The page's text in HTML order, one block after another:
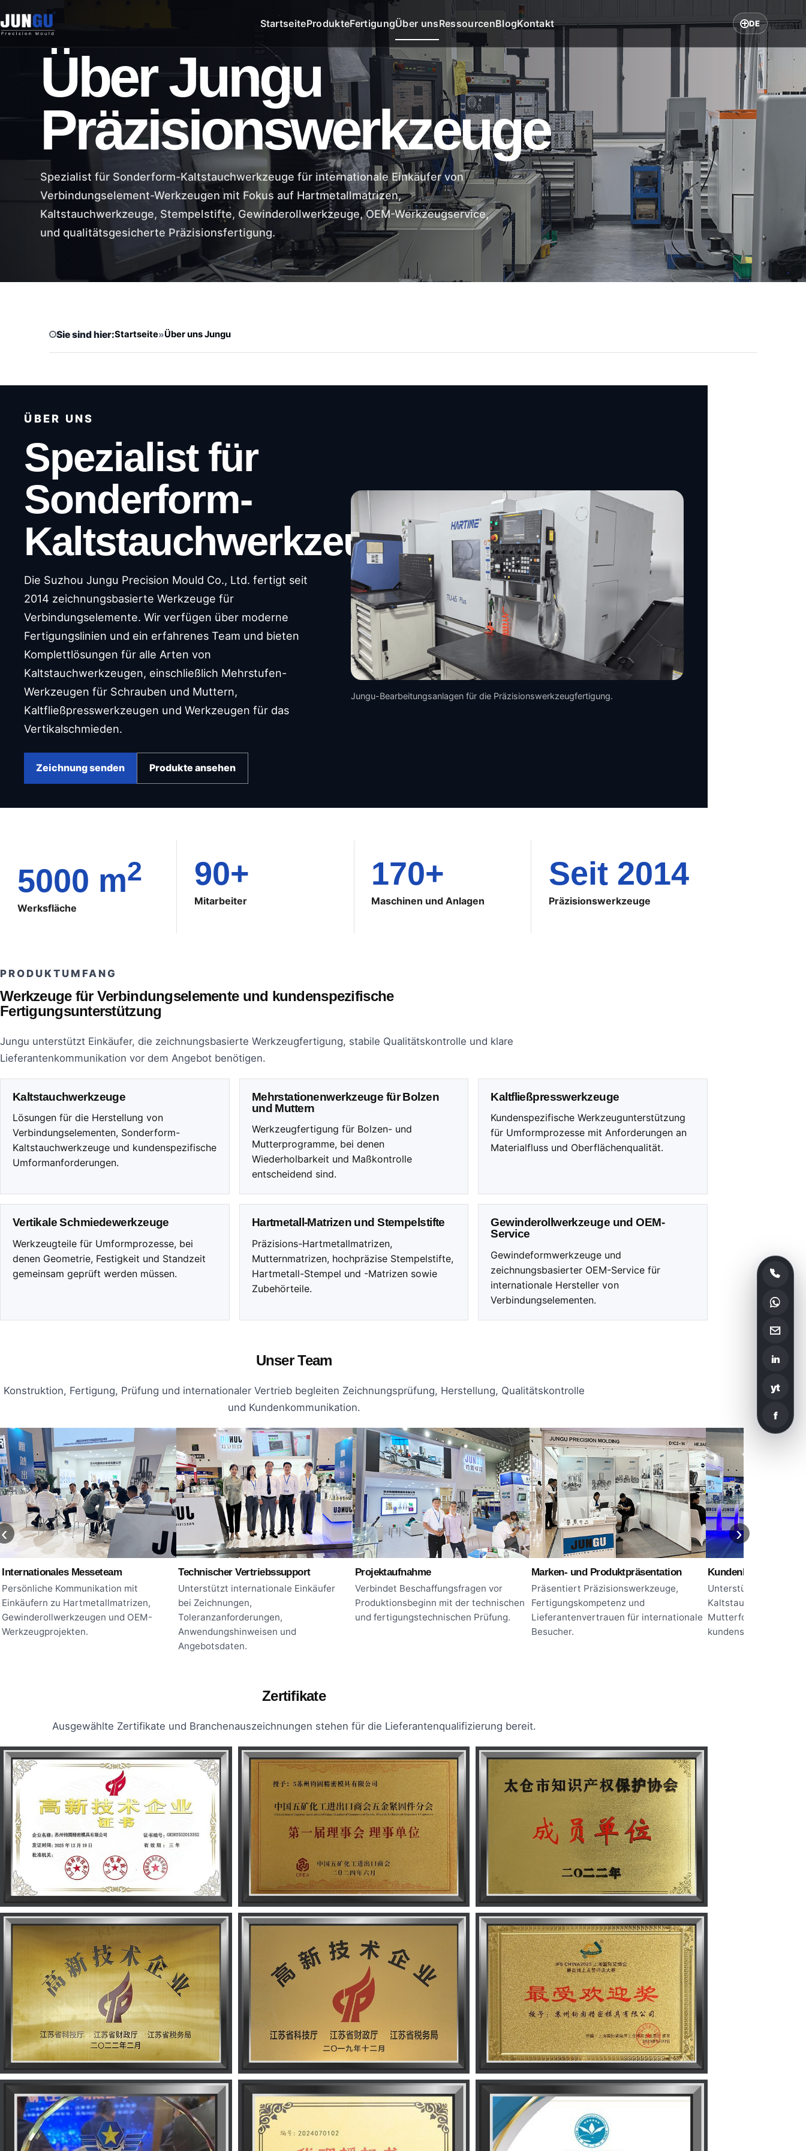
StartseiteProdukteFertigungÜber unsRessourcenBlogKontakt DE
Über Jungu
Präzisionswerkzeuge
Spezialist für Sonderform-Kaltstauchwerkzeuge für internationale Einkäufer von
Verbindungselement-Werkzeugen mit Fokus auf Hartmetallmatrizen,
Kaltstauchwerkzeuge, Stempelstifte, Gewinderollwerkzeuge, OEM-Werkzeugservice,
und qualitätsgesicherte Präzisionsfertigung.
Sie sind hier:Startseite»Über uns Jungu
ÜBER UNS
Spezialist für
Sonderform-
Kaltstauchwerkzeuge
Die Suzhou Jungu Precision Mould Co., Ltd. fertigt seit
2014 zeichnungsbasierte Werkzeuge für
Verbindungselemente. Wir verfügen über moderne
Fertigungslinien und ein erfahrenes Team und bieten
Komplettlösungen für alle Arten von
Kaltstauchwerkzeugen, einschließlich Mehrstufen-
Werkzeugen für Schrauben und Muttern,
Kaltfließpresswerkzeugen und Werkzeugen für das
Vertikalschmieden.
Zeichnung senden Produkte ansehen
Jungu-Bearbeitungsanlagen für die Präzisionswerkzeugfertigung.
5000 m2
Werksfläche
90+
Mitarbeiter
170+
Maschinen und Anlagen
Seit 2014
Präzisionswerkzeuge
PRODUKTUMFANG
Werkzeuge für Verbindungselemente und kundenspezifische
Fertigungsunterstützung
Jungu unterstützt Einkäufer, die zeichnungsbasierte Werkzeugfertigung, stabile Qualitätskontrolle und klare
Lieferantenkommunikation vor dem Angebot benötigen.
Kaltstauchwerkzeuge
Lösungen für die Herstellung von
Verbindungselementen, Sonderform-
Kaltstauchwerkzeuge und kundenspezifische
Umformanforderungen.
Mehrstationenwerkzeuge für Bolzen
und Muttern
Werkzeugfertigung für Bolzen- und
Mutterprogramme, bei denen
Wiederholbarkeit und Maßkontrolle
entscheidend sind.
Kaltfließpresswerkzeuge
Kundenspezifische Werkzeugunterstützung
für Umformprozesse mit Anforderungen an
Materialfluss und Oberflächenqualität.
Vertikale Schmiedewerkzeuge
Werkzeugteile für Umformprozesse, bei
denen Geometrie, Festigkeit und Standzeit
gemeinsam geprüft werden müssen.
Hartmetall-Matrizen und Stempelstifte
Präzisions-Hartmetallmatrizen,
Mutternmatrizen, hochpräzise Stempelstifte,
Hartmetall-Stempel und -Matrizen sowie
Zubehörteile.
Gewinderollwerkzeuge und OEM-
Service
Gewindeformwerkzeuge und
zeichnungsbasierter OEM-Service für
internationale Hersteller von
Verbindungselementen.
Unser Team
Konstruktion, Fertigung, Prüfung und internationaler Vertrieb begleiten Zeichnungsprüfung, Herstellung, Qualitätskontrolle
und Kundenkommunikation.
‹
Internationales Messeteam
Persönliche Kommunikation mit
Einkäufern zu Hartmetallmatrizen,
Gewinderollwerkzeugen und OEM-
Werkzeugprojekten.
Technischer Vertriebssupport
Unterstützt internationale Einkäufer
bei Zeichnungen,
Toleranzanforderungen,
Anwendungshinweisen und
Angebotsdaten.
Projektaufnahme
Verbindet Beschaffungsfragen vor
Produktionsbeginn mit der technischen
und fertigungstechnischen Prüfung.
Marken- und Produktpräsentation
Präsentiert Präzisionswerkzeuge,
Fertigungskompetenz und
Lieferantenvertrauen für internationale
Besucher.
Unterstützende
Mutterformmatrizen
kundenspezifischen
›
Zertifikate
Ausgewählte Zertifikate und Branchenauszeichnungen stehen für die Lieferantenqualifizierung bereit.
High-Tech-Unternehmenszertifikat Branchenverbandszertifikat Mitgliedszertifikat für geistiges Eigentum
Unternehmenszertifikat Lieferantenzertifikat Online-Beliebtheitspreis
in
yt
f